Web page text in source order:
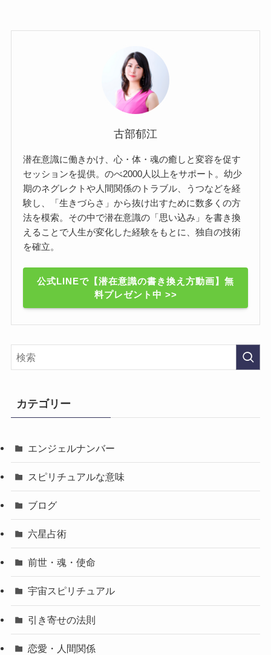
古部郁江
潜在意識に働きかけ、心・体・魂の癒しと変容を促す
セッションを提供。のべ2000人以上をサポート。幼少
期のネグレクトや人間関係のトラブル、うつなどを経
験し、「生きづらさ」から抜け出すために数多くの方
法を模索。その中で潜在意識の「思い込み」を書き換
えることで人生が変化した経験をもとに、独自の技術
を確立。
公式LINEで【潜在意識の書き換え方動画】無
料プレゼント中 >>
カテゴリー
エンジェルナンバー
スピリチュアルな意味
ブログ
六星占術
前世・魂・使命
宇宙スピリチュアル
引き寄せの法則
恋愛・人間関係